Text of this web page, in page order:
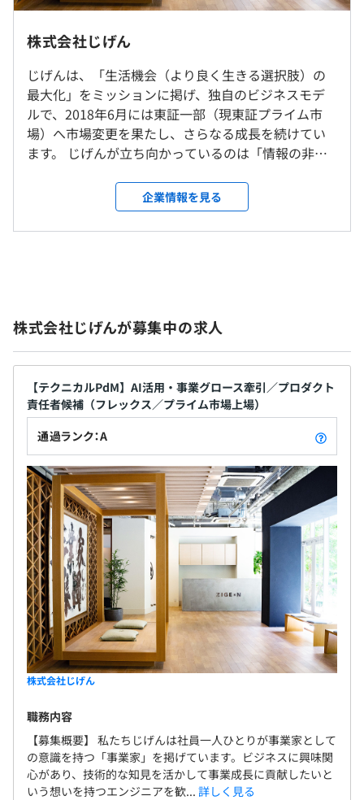
・「賃貸スモッカ」
日本最大級の不動産賃貸住宅情報サービス
・「アルバイトEX」
アルバイトEXは、全国の主要アルバイト募集サイト掲載
の求人情報から、まとめて一括検索ができるアルバイト求
人専門の検索サービスです。
・「セルトレ」
事故車や廃車 どんな車両でも、ベストマッチした世界中
の買取事業者へ効率的に届けるDXサービス
・「結婚相談所比較ネット」
優良結婚相談所の情報比較サービス
・「フランチャイズ比較.net」
日本最大級120社以上のフランチャイズ募集情報比較サー
ビス
・書籍購入補助
・勉強会出席支援等
MacBook Pro 16inch
マルチモニター用ディスプレイ
▼リモートワークについて
基本的にはオフィスへの出社を推奨していますが、在宅勤
務を組み合わせたハイブリッド勤務を標準の勤務体系とし
ています。
在宅勤務は、月最大8日まで（試用期間中は月最大4日ま
で）利用することができます。
※所属長の判断により、出社勤務となる場合あり
東京本社及び労働者の自宅
＜変更範囲＞
屋内原則禁煙（喫煙室あり）
・東京メトロ 日比谷線「虎ノ門ヒルズ」駅A1・A2出口徒
歩3分
・東京メトロ 日比谷線「神谷町」駅4a出口徒歩4分
※想定年収金額は残業時間過少者奨励金を含んだ場合とな
※加えて全社業績・個人の実績により業績連動賞与支給い
たします。
（※ 想定年収は年収提示額を保証するものではありません）
会社カレンダーにより定める夏期休業および年末年始休業
年次有給休暇（時間単位での取得も可能）
その他、法令および就業規則に定める休暇
・交通費：全額支給
・残業過少者奨励金：時間外労働が月間45時間以下であ
った場合、残業時間過少者奨励金を支給する（10,000
円）
給与改定年４回
各種社会保険完備／関東ITソフトウェア健康保険組合
（雇用保険・労災保険・健康保険・厚生年金保険）
・OJT研修：配属後はOJTトレーナーがつき、実務を通じ
て開発プロセスを習得。
・社内勉強会・LT会：AI・機械学習・A/Bテストなど技術
共有の場を積極的に開催。
自己啓発支援の有無及びその内容
資格補助制度（資格取得にかかる費用を1人30万円/年ま
でサポートする制度）
メンター制度の有無
管理職15.3%
株式会社じげん
じげんは、「生活機会（より良く生きる選択肢）の
最大化」をミッションに掲げ、独自のビジネスモデ
ルで、2018年6月には東証一部（現東証プライム市
場）へ市場変更を果たし、さらなる成長を続けてい
ます。 じげんが立ち向かっているのは「情報の非対
い問題）」。インターネットの発展により格段に増
加した情報の中から、必要な情報を有機的に収束、
再構築し、パーソナライズして届けることで、ユー
ZIGEｘNは、生活機会の最大化を目指し、インター
ネットを通じて宇宙（せかい）をつなぐ『場』を提
供することで、 社会との調和を図り、共に持続的発
展を追求していく。 ー ITの進化が私達の生活の質
を格段に向上させる一方で、インターネットがもた
らした情報爆発により、膨大な選択肢があっても、
独自の判断基準を持てない人々の増加や、情報量、
機会の格差が課題となっています。 ー じげんは大
量の情報を有機的に収束、再構築し、パーソナライ
ズして届けることで、ユーザーが自ら最良の意思決
定を行い、行動することのできる「場＝プラットフ
ォーム」を提供。事業を通じて社会との調和を図
り、共に持続的発展を追求していきます。 ■経営理
念 「OVER the DIMENSION ― 次元を超えよ！」 圧
倒的に突き抜けたサービス、圧倒的に突き抜けた会
社を創り、世の中の常識や価値観を覆します。
■Purpose Update Your Story ーあなたを、未来
に。 ■事業内容 じげんでは、生活において最良の意
思決定を支援するプラットフォームとして、求人、
しています。
企業情報を見る
株式会社じげんが募集中の求人
【テクニカルPdM】AI活用・事業グロース牽引／プロダクト
責任者候補（フレックス／プライム市場上場）
通過ランク：A
株式会社じげん
職務内容
【募集概要】 私たちじげんは社員一人ひとりが事業家として
の意識を持つ「事業家」を掲げています。ビジネスに興味関
心があり、技術的な知見を活かして事業成長に貢献したいと
いう想いを持つエンジニアを歓... 詳しく見る